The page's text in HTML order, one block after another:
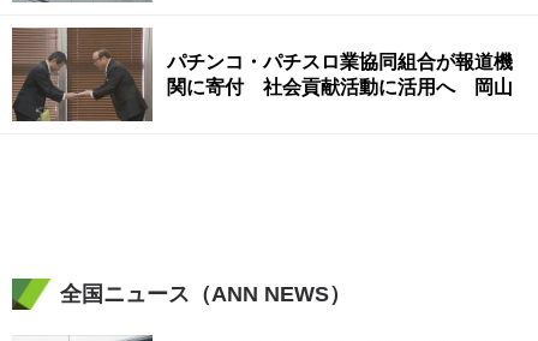
パチンコ・パチスロ業協同組合が報道機
関に寄付 社会貢献活動に活用へ 岡山
全国ニュース（ANN NEWS）